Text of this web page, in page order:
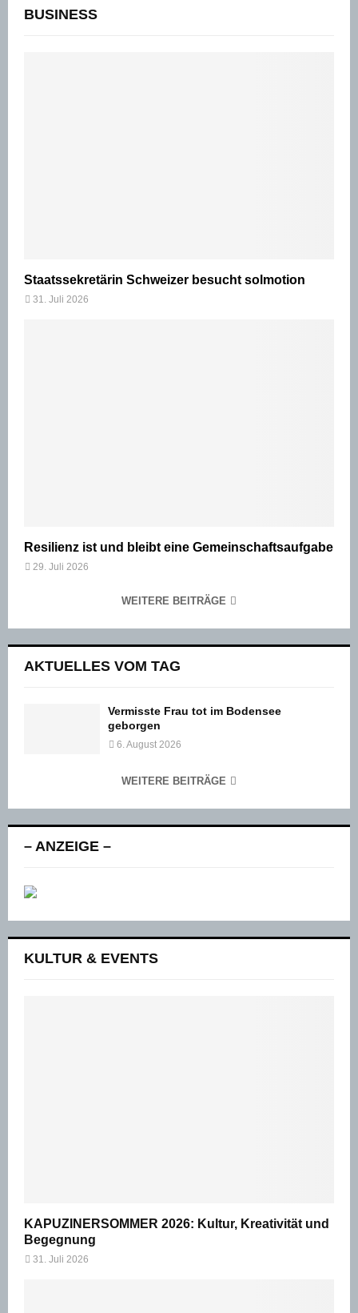
BUSINESS
Staatssekretärin Schweizer besucht solmotion
31. Juli 2026
Resilienz ist und bleibt eine Gemeinschaftsaufgabe
29. Juli 2026
WEITERE BEITRÄGE
AKTUELLES VOM TAG
Vermisste Frau tot im Bodensee
geborgen
6. August 2026
WEITERE BEITRÄGE
– ANZEIGE –
KULTUR & EVENTS
KAPUZINERSOMMER 2026: Kultur, Kreativität und
Begegnung
31. Juli 2026